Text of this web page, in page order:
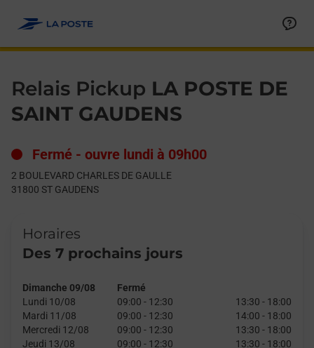
Relais Pickup LA POSTE DE
SAINT GAUDENS
Fermé - ouvre lundi à 09h00
2 BOULEVARD CHARLES DE GAULLE
31800 ST GAUDENS
Horaires
Des 7 prochains jours
Dimanche 09/08
Fermé
Lundi 10/08
09:00 - 12:30 13:30 - 18:00
Mardi 11/08
09:00 - 12:30 14:00 - 18:00
Mercredi 12/08
09:00 - 12:30 13:30 - 18:00
Jeudi 13/08
09:00 - 12:30 13:30 - 18:00